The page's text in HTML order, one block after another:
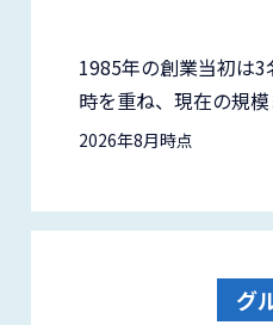
1985年の創業当初は3
時を重ね、現在の規模
2026年8月時点
グ